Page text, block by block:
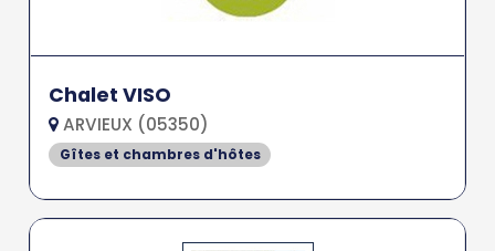
Chalet VISO
ARVIEUX (05350)
Gîtes et chambres d'hôtes